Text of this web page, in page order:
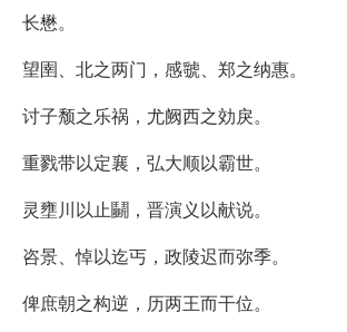
长懋。
望圉、北之两门，感虢、郑之纳惠。
讨子颓之乐祸，尤阙西之効戾。
重戮带以定襄，弘大顺以霸世。
灵壅川以止鬭，晋演义以献说。
咨景、悼以迄丐，政陵迟而弥季。
俾庶朝之构逆，历两王而干位。